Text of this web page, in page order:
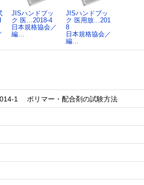
JISハンドブッ
ク 医…2018-4
日本規格協会／
編…
JISハンドブッ
ク 医用放…201
8
日本規格協会／
編…
1 ポリマー・配合剤の試験方法